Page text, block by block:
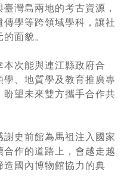
灣島兩地的考古資源，
學等跨領域學科，讓社
面貌。
本次能與連江縣政府合
、地質學及教育推廣專
望未來雙方攜手合作共
史前館為馬祖注入國家
作的道路上，會越走越
造國內博物館協力的典